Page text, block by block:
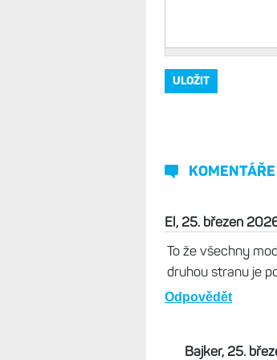
El, 25. březen
To že všechny
druhou stranu je
Odpovědět
Bajker, 25.